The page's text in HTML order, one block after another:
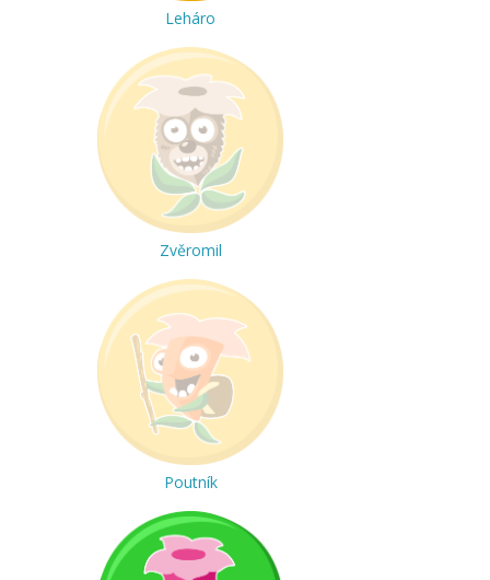
Leháro
Zvěromil
Poutník